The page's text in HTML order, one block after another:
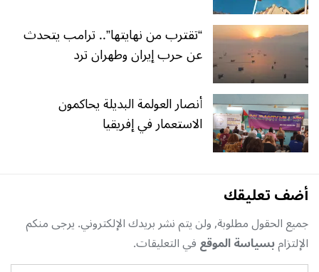
“تقترب من نهايتها”.. ترامب يتحدث
عن حرب إيران وطهران ترد
أنصار العولمة البديلة يحاكمون
الاستعمار في إفريقيا
أضف تعليقك
جميع الحقول مطلوبة, ولن يتم نشر بريدك الإلكتروني. يرجى منكم
الإلتزامبسياسة الموقعفي التعليقات.